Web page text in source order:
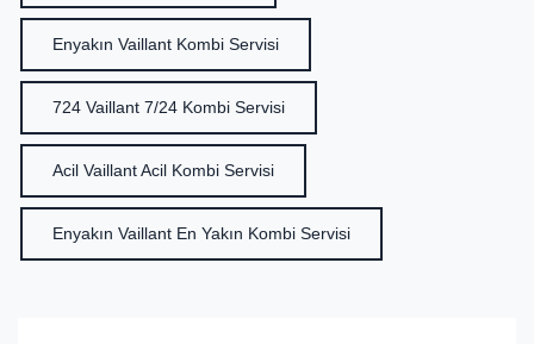
Enyakın Vaillant Kombi Servisi
724 Vaillant 7/24 Kombi Servisi
Acil Vaillant Acil Kombi Servisi
Enyakın Vaillant En Yakın Kombi Servisi